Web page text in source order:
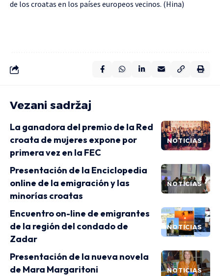
de los croatas en los países europeos vecinos. (Hina)
Vezani sadržaj
NOTICIAS
La ganadora del premio de la Red
croata de mujeres expone por
primera vez en la FEC
NOTICIAS
Presentación de la Enciclopedia
online de la emigración y las
minorías croatas
NOTICIAS
Encuentro on-line de emigrantes
de la región del condado de
Zadar
NOTICIAS
Presentación de la nueva novela
de Mara Margaritoni